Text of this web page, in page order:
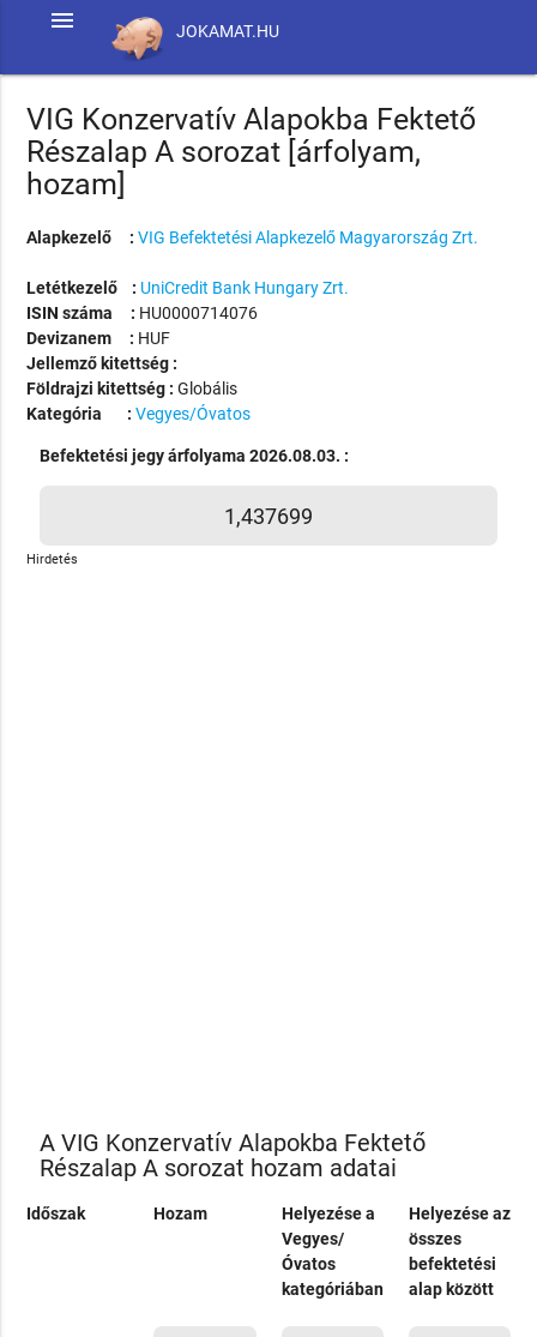
JOKAMAT.HU
menu
VIG Konzervatív Alapokba Fektető
Részalap A sorozat [árfolyam,
hozam]
Alapkezelő : VIG Befektetési Alapkezelő Magyarország Zrt.
Letétkezelő : UniCredit Bank Hungary Zrt.
ISIN száma : HU0000714076
Devizanem : HUF
Jellemző kitettség :
Földrajzi kitettség :Globális
Kategória : Vegyes/Óvatos
Befektetési jegy árfolyama 2026.08.03. :
1,437699
Hirdetés
A VIG Konzervatív Alapokba Fektető
Részalap A sorozat hozam adatai
Időszak Hozam
Helyezése a
Vegyes/
Óvatos
kategóriában
Helyezése az
összes
befektetési
alap között